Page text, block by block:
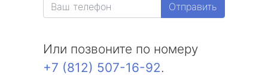
Отправить
Или позвоните по номеру
+7 (812) 507-16-92.